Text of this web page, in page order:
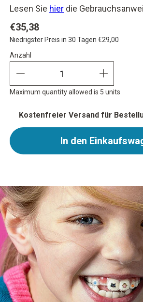
Lesen Sie hier die
€35,38
Niedrigster Preis in 30 Tagen €29,00
Anzahl
Anzahl
Maximum quantity allowed is 5 units
Kostenfreier Versand für
In den